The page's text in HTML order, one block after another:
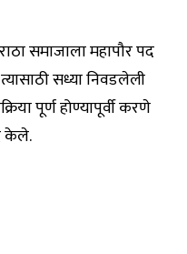
समाजाला महापौर पद
सध्या निवडलेली
पूर्ण होण्यापूर्वी करणे
केले.